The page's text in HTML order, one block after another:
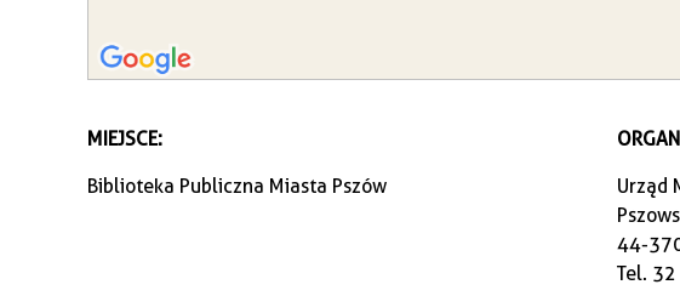
MIEJSCE:
Biblioteka Publiczna Miasta Pszów
Urząd
44-
Tel.